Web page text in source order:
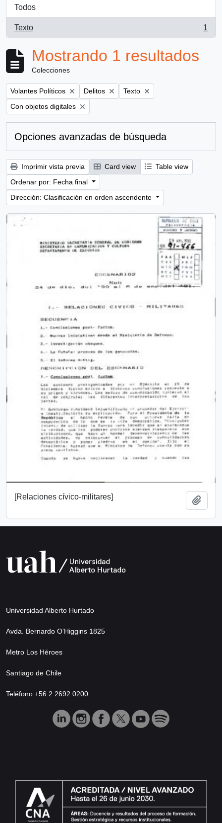
Todos
Texto
, 1 resultados
1
Mostrando 1 resultados
Colecciones
Remove filter:
Volantes Políticos Remove filter:
Delitos Remove filter:
Texto
Remove filter:
Con objetos digitales
Opciones avanzadas de búsqueda
Imprimir vista previa Card view
Table view
Ordenar por: Fecha final
Dirección: Clasificación en orden ascendente
[Relaciones cívico-militares]
Universidad Alberto Hurtado
Avda. Bernardo O’Higgins 1825
Metro Los Héroes
Santiago de Chile
Teléfono +56 2 2692 0200